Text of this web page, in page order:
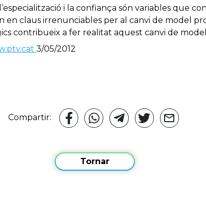
i la confiança són variables que
en claus irrenunciables per al canvi de model
contribueix a fer realitat aquest canvi de
3/05/2012
Compartir:
Tornar